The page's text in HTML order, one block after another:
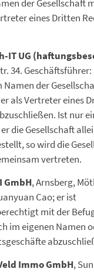
der Gesellschaft
eines Dritten
IT UG
34.
Namen der
als Vertreter eines
Ist nur
die Gesellschaft
so wird die
vertreten.
GmbH, Arnsberg,
Cao; er ist
mit der
im eigenen Namen
Immo GmbH,